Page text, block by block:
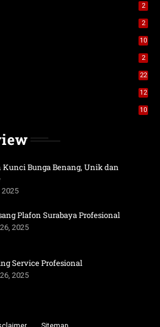
2
2
10
2
22
12
10
Kunci Bunga Benang, Unik dan
2025
Plafon Surabaya Profesional
2025
Service Profesional
2025